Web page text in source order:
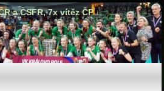
a ČSFR, 7x vítěz ČP